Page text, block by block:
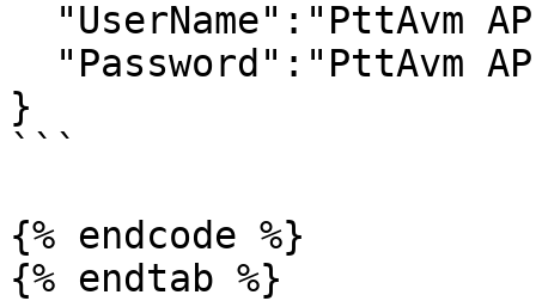
}
```
{% endcode %}
{% endtab %}